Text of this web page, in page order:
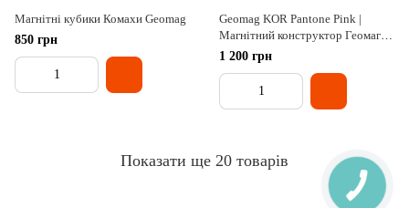
Магнітні кубики Комахи Geomag
850 грн
Geomag KOR Pantone Pink |
Магнітний конструктор Геомаг
Кор рожевий
1 200 грн
Показати ще 20 товарів